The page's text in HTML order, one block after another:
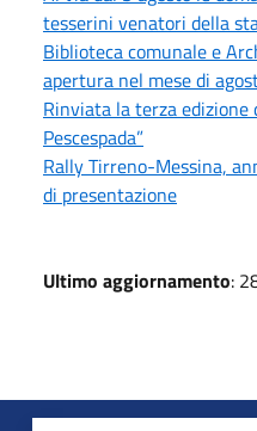
tesserini venatori della
Biblioteca comunale e
apertura nel mese di
Rinviata la terza edizione
Pescespada”
Rally Tirreno-Messina,
di presentazione
Ultimo aggiornamento: